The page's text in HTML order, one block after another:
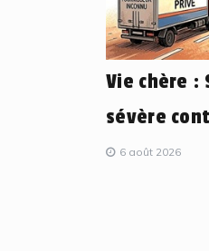
Vie chère :
sévère
6 août 2026